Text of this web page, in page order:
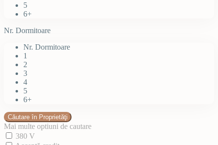
5
6+
Nr. Dormitoare
Nr. Dormitoare
1
2
3
4
5
6+
Mai multe optiuni de cautare
380 V